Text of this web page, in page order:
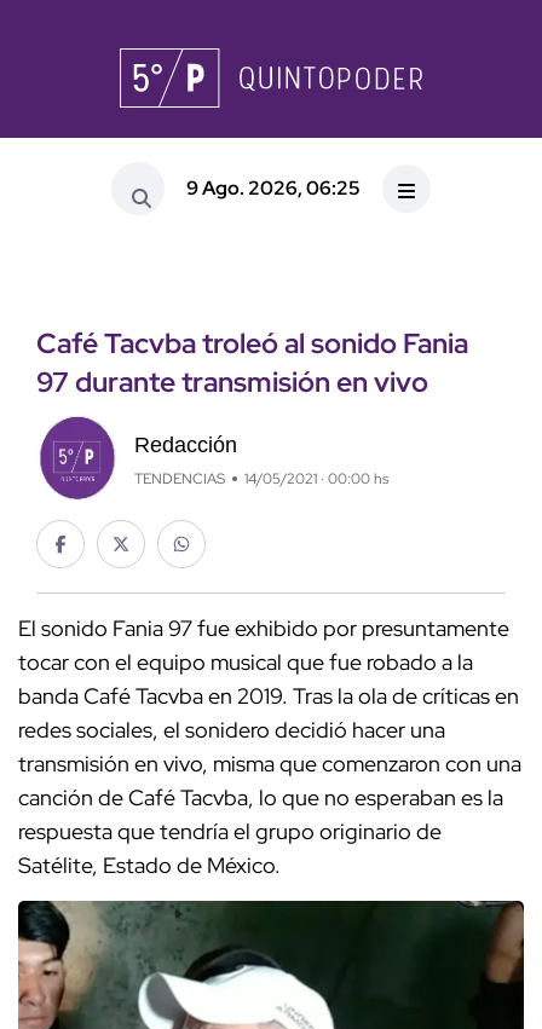
9 Ago. 2026, 06:25
Café Tacvba troleó al sonido Fania
97 durante transmisión en vivo
Redacción
TENDENCIAS 14/05/2021 · 00:00 hs
El sonido Fania 97 fue exhibido por presuntamente
tocar con el equipo musical que fue robado a la
banda Café Tacvba en 2019. Tras la ola de críticas en
redes sociales, el sonidero decidió hacer una
transmisión en vivo, misma que comenzaron con una
canción de Café Tacvba, lo que no esperaban es la
respuesta que tendría el grupo originario de
Satélite, Estado de México.